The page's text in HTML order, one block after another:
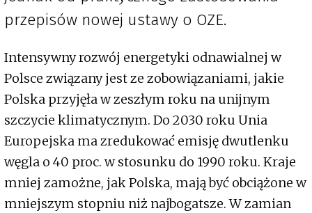
przepisów nowej ustawy o OZE.
Intensywny rozwój energetyki odnawialnej w
Polsce związany jest ze zobowiązaniami, jakie
Polska przyjęła w zeszłym roku na unijnym
szczycie klimatycznym. Do 2030 roku Unia
Europejska ma zredukować emisję dwutlenku
węgla o 40 proc. w stosunku do 1990 roku. Kraje
mniej zamożne, jak Polska, mają być obciążone w
mniejszym stopniu niż najbogatsze. W zamian